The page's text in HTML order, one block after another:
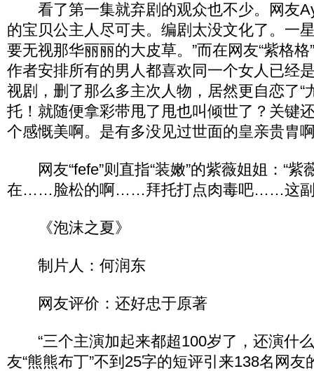
看了第一集就弃剧的观众也不少。网友
的宝贝公主人尽可夫。编剧太没文化了。一
要无视那华丽丽的大皮草。”而在网友“紫格
作者安排所有的男人都喜欢同一个女人已经
视剧，删了那么多主次人物，居然更自恋了“
托！就随便拿彩带甩了甩也叫倾世了？关键
个感慨美啊。是有多没见过世面的皇亲贵胄
网友“fefe”则直指“装嫩”的紫薇姐姐：“
在……脸松的啊……拜托打点肉毒吧……这副
《泡沫之夏》
制片人：何润东
网友评价：还好忠于原著
“三个主演加起来都超100岁了，还演什
友“熊熊布丁”不到25字的短评引来138名网友